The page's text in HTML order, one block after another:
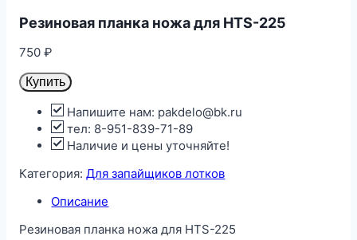
Резиновая планка ножа для HTS-225
750₽
Купить
Напишите нам: pakdelo@bk.ru
тел: 8-951-839-71-89
Наличие и цены уточняйте!
Категория:Для запайщиков лотков
Описание
Резиновая планка ножа для HTS-225